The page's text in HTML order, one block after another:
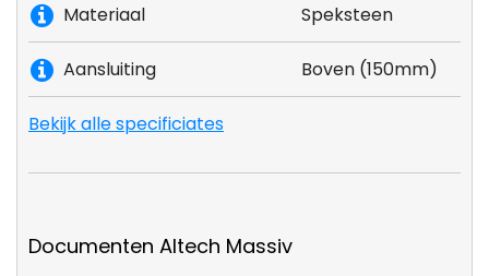
Materiaal Speksteen
Aansluiting Boven (150mm)
Bekijk alle specificiates
Documenten Altech Massiv